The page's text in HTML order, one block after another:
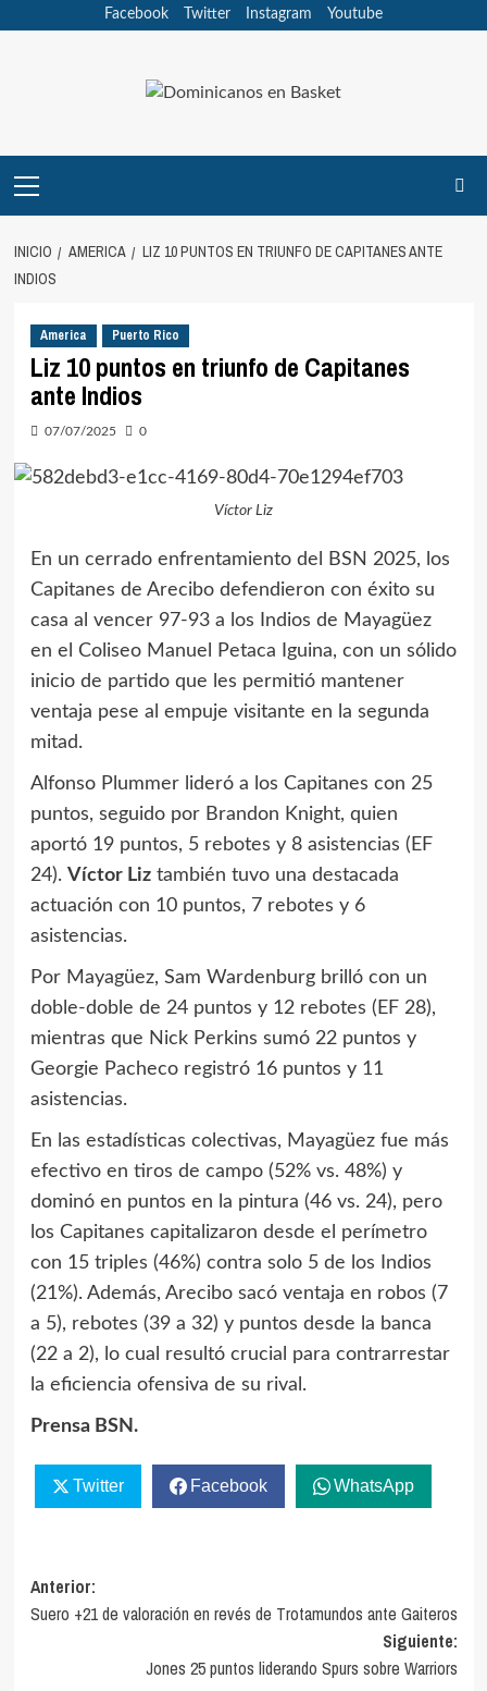
Facebook Twitter Instagram Youtube
principal
INICIO AMERICA
LIZ 10 PUNTOS EN TRIUNFO DE CAPITANES ANTE
INDIOS
America Puerto Rico
Liz 10 puntos en triunfo de Capitanes
ante Indios
07/07/2025 0
Víctor Liz
En un cerrado enfrentamiento del BSN 2025, los
Capitanes de Arecibo defendieron con éxito su
casa al vencer 97-93 a los Indios de Mayagüez
en el Coliseo Manuel Petaca Iguina, con un sólido
inicio de partido que les permitió mantener
ventaja pese al empuje visitante en la segunda
mitad.
Alfonso Plummer lideró a los Capitanes con 25
puntos, seguido por Brandon Knight, quien
aportó 19 puntos, 5 rebotes y 8 asistencias (EF
24). Víctor Liztambién tuvo una destacada
actuación con 10 puntos, 7 rebotes y 6
asistencias.
Por Mayagüez, Sam Wardenburg brilló con un
doble-doble de 24 puntos y 12 rebotes (EF 28),
mientras que Nick Perkins sumó 22 puntos y
Georgie Pacheco registró 16 puntos y 11
asistencias.
En las estadísticas colectivas, Mayagüez fue más
efectivo en tiros de campo (52% vs. 48%) y
dominó en puntos en la pintura (46 vs. 24), pero
los Capitanes capitalizaron desde el perímetro
con 15 triples (46%) contra solo 5 de los Indios
(21%). Además, Arecibo sacó ventaja en robos (7
a 5), rebotes (39 a 32) y puntos desde la banca
(22 a 2), lo cual resultó crucial para contrarrestar
la eficiencia ofensiva de su rival.
Prensa BSN.
Twitter Facebook WhatsApp
Navegación
de
entradas
Anterior:
Suero +21 de valoración en revés de Trotamundos ante Gaiteros
Siguiente:
Jones 25 puntos liderando Spurs sobre Warriors